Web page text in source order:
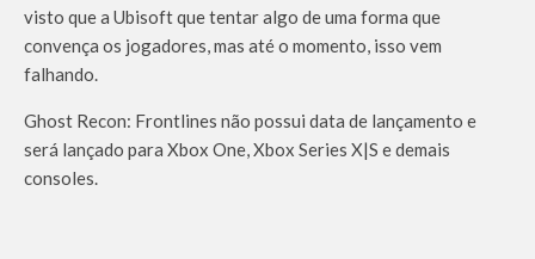
visto que a Ubisoft que tentar algo de uma forma que
convença os jogadores, mas até o momento, isso vem
falhando.
Ghost Recon: Frontlines não possui data de lançamento e
será lançado para Xbox One, Xbox Series X|S e demais
consoles.